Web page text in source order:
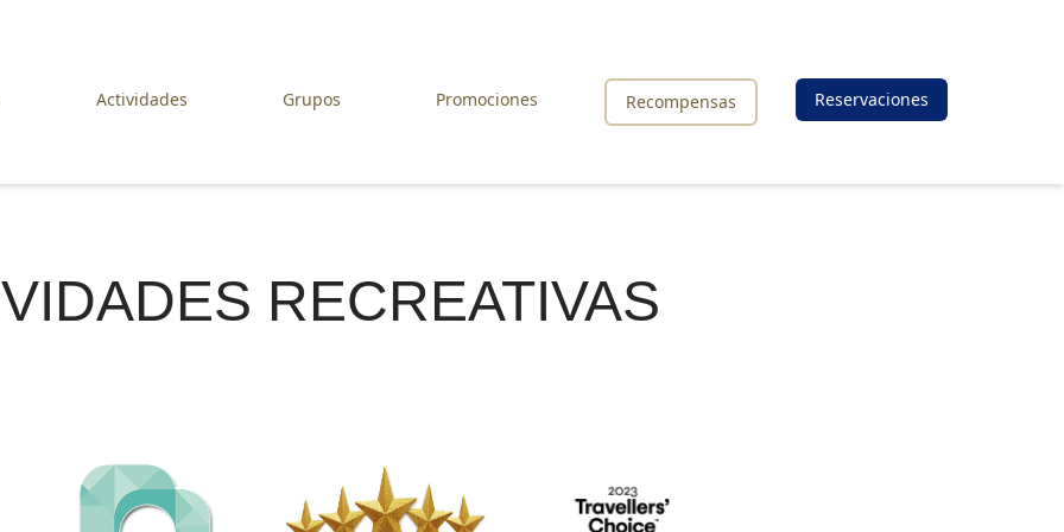
Actividades Grupos Promociones Recompensas Reservaciones
RECREATIVAS